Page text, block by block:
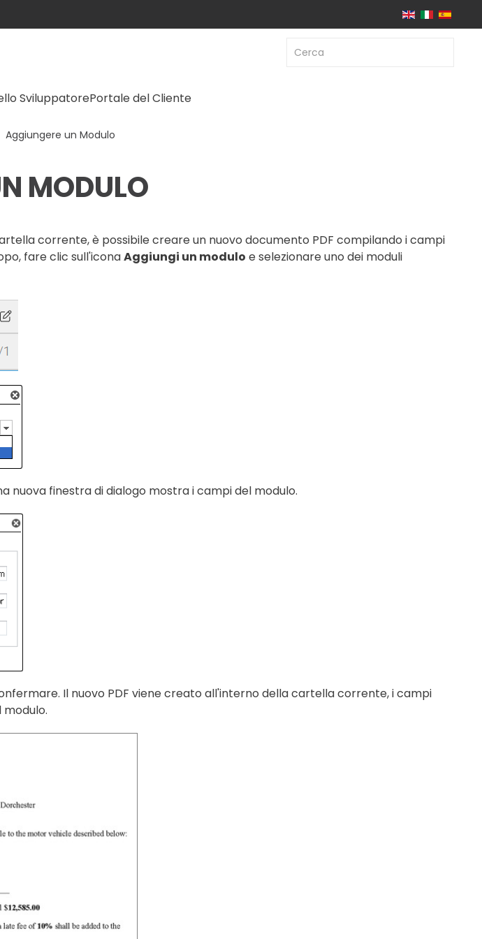
SviluppatorePortale del Cliente
Aggiungere un Modulo
MODULO
corrente, è possibile creare un nuovo documento PDF compilando i campi
fare clic sull'iconaAggiungi un modulo e selezionare uno dei moduli
nuova finestra di dialogo mostra i campi del modulo.
Il nuovo PDF viene creato all'interno della cartella corrente, i campi